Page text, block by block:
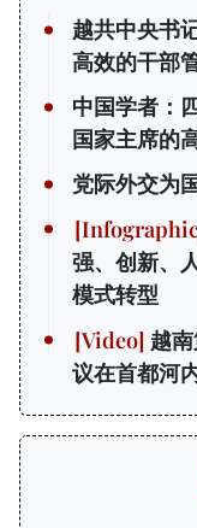
越共中央书
高效的干部
中国学者：
国家主席的
党际外交为
强、创新、
模式转型
越
议在首都河